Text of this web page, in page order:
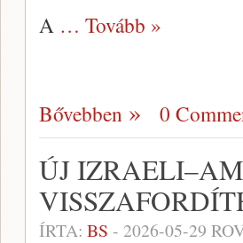
A … Tovább »
Bővebben 0
ÚJ
ÍRTA: BS - 2026-05-29